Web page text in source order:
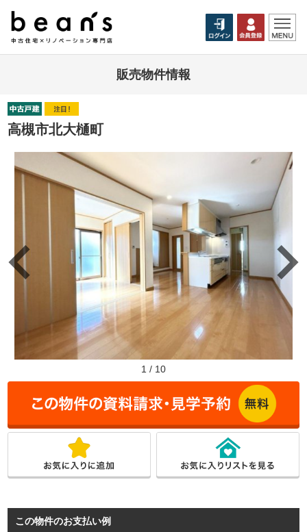
販売物件情報
高槻市北大樋町
1 / 10
この物件のお支払い例